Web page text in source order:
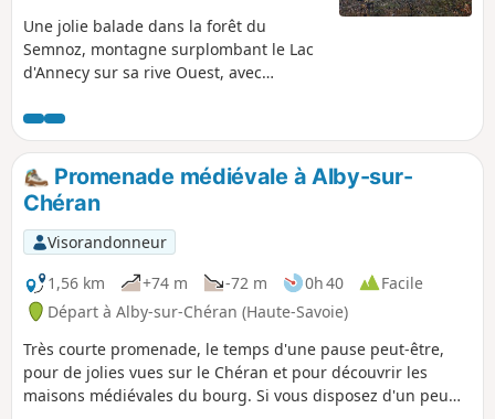
Une jolie balade dans la forêt du
Semnoz, montagne surplombant le Lac
d'Annecy sur sa rive Ouest, avec
intéressantes sur ce lac. Cette balade
peut être réalisée par temps chaud et
ensoleillé, la totalité du parcours étant à
couvert.Promenade médiévale à Alby-sur-
Chéran
Visorandonneur
1,56 km
+74 m -72 m 0h 40
Facile
Départ à Alby-sur-Chéran (Haute-Savoie)
Très courte promenade, le temps d'une pause peut-être,
pour de jolies vues sur le Chéran et pour découvrir les
maisons médiévales du bourg. Si vous disposez d'un peu